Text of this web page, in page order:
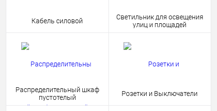
Кабель силовой
Светильник для освещения
улиц и площадей
Распределительный шкаф
пустотелый
Розетки и Выключатели